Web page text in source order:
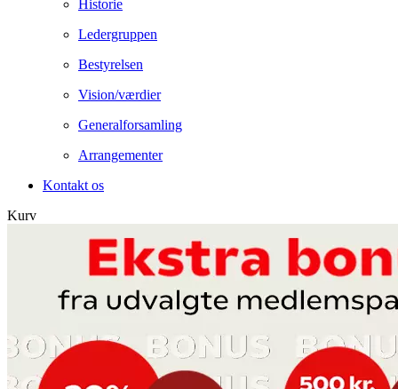
Historie
Ledergruppen
Bestyrelsen
Vision/værdier
Generalforsamling
Arrangementer
Kontakt os
Kurv